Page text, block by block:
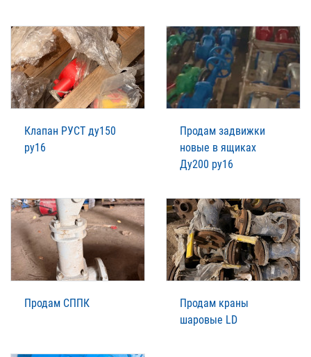
Клапан РУСТ ду150
ру16
Продам задвижки
новые в ящиках
Ду200 ру16
Продам СППК
Продам краны
шаровые LD